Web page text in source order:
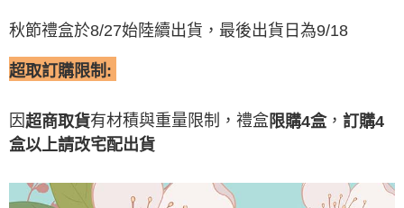
秋節禮盒於8/27始陸續出貨，最後出貨日為9/18
超取訂購限制 :
因 超商取貨有材積與重量限制，禮盒限購4盒， 訂購4
盒以上請改宅配出貨